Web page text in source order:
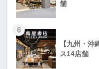
舗
6
【九州・
ス14店舗